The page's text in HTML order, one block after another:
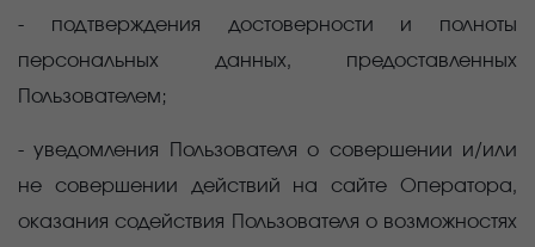
- подтверждения достоверности и полноты
персональных данных, предоставленных
Пользователем;
- уведомления Пользователя о совершении и/или
не совершении действий на сайте Оператора,
оказания содействия Пользователя о возможностях